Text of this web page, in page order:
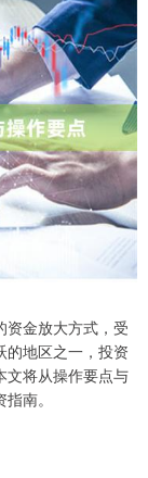
资金放大方式，受
的地区之一，投资
文将从操作要点与
南。